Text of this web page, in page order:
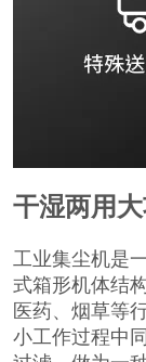
干湿两用
工业集尘机是
式箱形机体结
医药、烟草等
小工作过程中